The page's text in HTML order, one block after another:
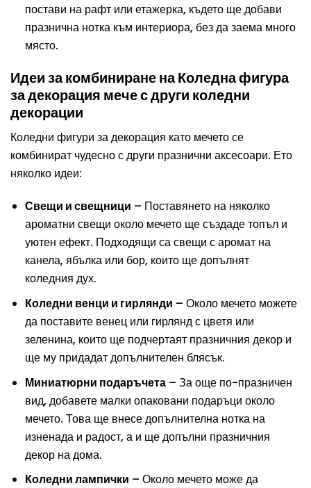
постави на рафт или етажерка, където ще добави
празнична нотка към интериора, без да заема много
място.
Идеи за комбиниране на Коледна фигура
за декорация мече с други коледни
декорации
Коледни фигури за декорация като мечето се
комбинират чудесно с други празнични аксесоари. Ето
няколко идеи:
Свещи и свещници – Поставянето на няколко
ароматни свещи около мечето ще създаде топъл и
уютен ефект. Подходящи са свещи с аромат на
канела, ябълка или бор, които ще допълнят
коледния дух.
Коледни венци и гирлянди – Около мечето можете
да поставите венец или гирлянд с цветя или
зеленина, които ще подчертаят празничния декор и
ще му придадат допълнителен блясък.
Миниатюрни подаръчета – За още по-празничен
вид, добавете малки опаковани подаръци около
мечето. Това ще внесе допълнителна нотка на
изненада и радост, а и ще допълни празничния
декор на дома.
Коледни лампички – Около мечето може да